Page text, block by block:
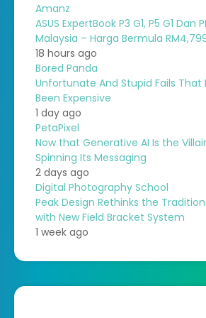
Amanz
ASUS ExpertBook P3 G1, P5 G1 Dan
Malaysia – Harga Bermula
18 hours ago
Bored Panda
Unfortunate And Stupid Fails That
Been Expensive
1 day ago
PetaPixel
Now that Generative AI Is the
Spinning Its Messaging
2 days ago
Digital Photography School
Peak Design Rethinks the
with New Field Bracket System
1 week ago